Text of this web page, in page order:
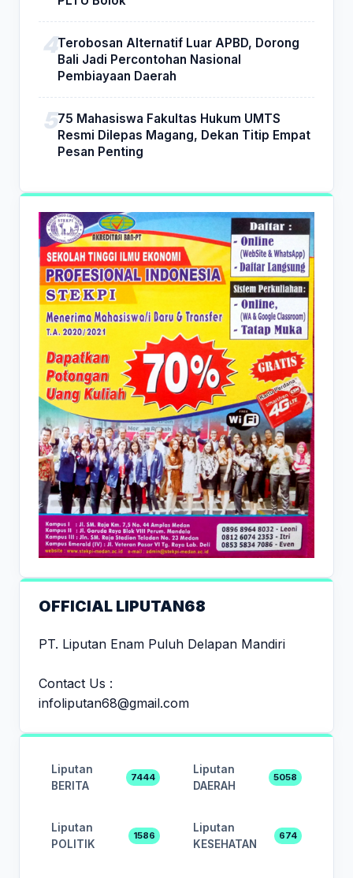
Terobosan Alternatif Luar APBD, Dorong
Bali Jadi Percontohan Nasional
Pembiayaan Daerah
75 Mahasiswa Fakultas Hukum UMTS
Resmi Dilepas Magang, Dekan Titip Empat
Pesan Penting
OFFICIAL LIPUTAN68
PT. Liputan Enam Puluh Delapan Mandiri
Contact Us :
infoliputan68@gmail.com
Liputan
BERITA
7444
Liputan
DAERAH
5058
Liputan
POLITIK
1586
Liputan
KESEHATAN
674